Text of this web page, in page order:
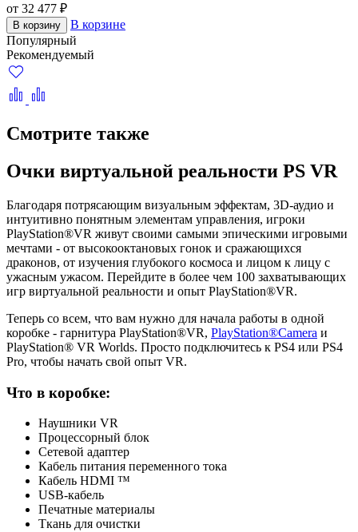
от 32 477 ₽
В корзину
В корзине
Популярный
Рекомендуемый
Смотрите также
Очки виртуальной реальности PS VR
Благодаря потрясающим визуальным эффектам, 3D-аудио и
интуитивно понятным элементам управления, игроки
PlayStation®VR живут своими самыми эпическими игровыми
мечтами - от высокооктановых гонок и сражающихся
драконов, от изучения глубокого космоса и лицом к лицу с
ужасным ужасом. Перейдите в более чем 100 захватывающих
игр виртуальной реальности и опыт PlayStation®VR.
Теперь со всем, что вам нужно для начала работы в одной
коробке - гарнитура PlayStation®VR, PlayStation®Camera и
PlayStation® VR Worlds. Просто подключитесь к PS4 или PS4
Pro, чтобы начать свой опыт VR.
Что в коробке:
Наушники VR
Процессорный блок
Сетевой адаптер
Кабель питания переменного тока
Кабель HDMI ™
USB-кабель
Печатные материалы
Ткань для очистки